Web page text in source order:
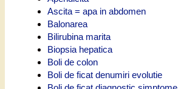
Ascita = apa in abdomen
Balonarea
Bilirubina marita
Biopsia hepatica
Boli de colon
Boli de ficat denumiri evolutie